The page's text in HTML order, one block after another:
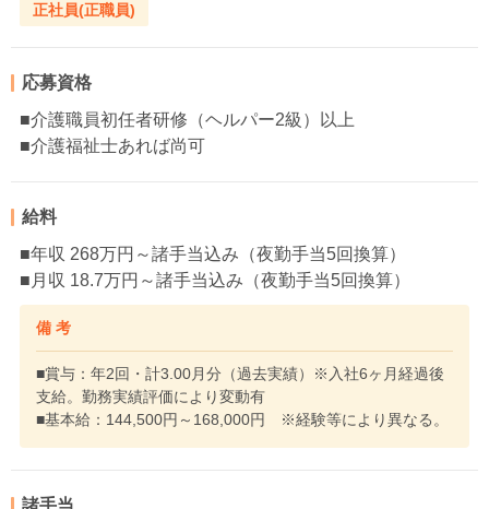
正社員(正職員)
応募資格
■介護職員初任者研修（ヘルパー2級）以上
■介護福祉士あれば尚可
給料
■年収 268万円～諸手当込み（夜勤手当5回換算）
■月収 18.7万円～諸手当込み（夜勤手当5回換算）
備 考
■賞与：年2回・計3.00月分（過去実績）※入社6ヶ月経過後
支給。勤務実績評価により変動有
■基本給：144,500円～168,000円 ※経験等により異なる。
諸手当